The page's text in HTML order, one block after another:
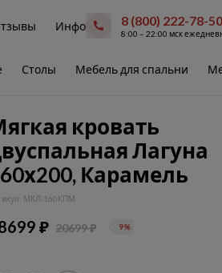
Инфо 8 (800) 222-78-50
8:00 – 22:00 мск
Столы Мебель для спальни
кровать
Лагуна
Карамель
МКЛ-160КПМ
₽ 20699 ₽ 9%